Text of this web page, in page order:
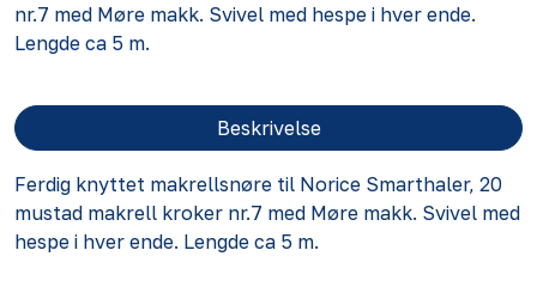
nr.7 med Møre makk. Svivel med hespe i hver ende.
Lengde ca 5 m.
Beskrivelse
Ferdig knyttet makrellsnøre til Norice Smarthaler, 20
mustad makrell kroker nr.7 med Møre makk. Svivel med
hespe i hver ende. Lengde ca 5 m.